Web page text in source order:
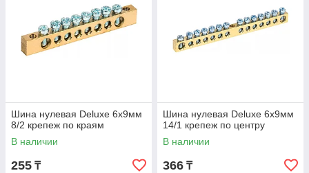
Шина нулевая Deluxe 6х9мм
8/2 крепеж по краям
В наличии
255 ₸
Шина нулевая Deluxe 6х9мм
14/1 крепеж по центру
В наличии
366 ₸